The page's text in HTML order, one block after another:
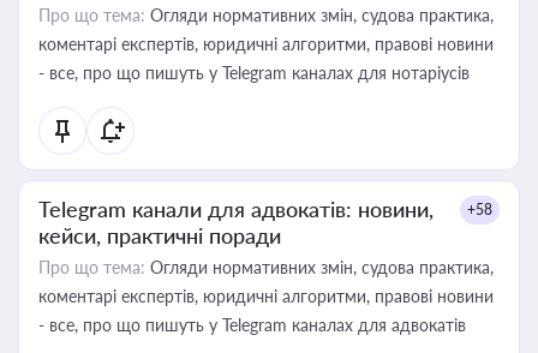
Про що тема: Огляди нормативних змін, судова практика,
коментарі експертів, юридичні алгоритми, правові новини
- все, про що пишуть у Telegram каналах для нотаріусів
Telegram канали для адвокатів: новини,
кейси, практичні поради
+58
Про що тема: Огляди нормативних змін, судова практика,
коментарі експертів, юридичні алгоритми, правові новини
- все, про що пишуть у Telegram каналах для адвокатів